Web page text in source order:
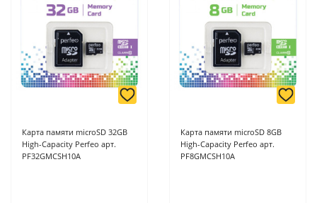
Карта памяти microSD 32GB
High-Capacity Perfeo арт.
PF32GMCSH10A
Карта памяти microSD 8GB
High-Capacity Perfeo арт.
PF8GMCSH10A